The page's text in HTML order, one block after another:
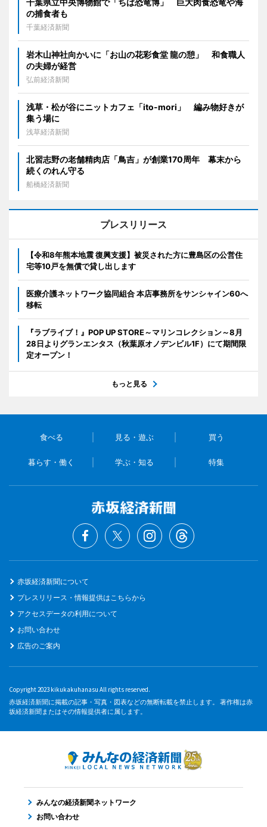
千葉県立中央博物館で「ちば恐竜博」 巨大肉食恐竜や海
の捕食者も
千葉経済新聞
岩木山神社向かいに「お山の花彩食堂 龍の憩」 和食職人
の夫婦が経営
弘前経済新聞
浅草・松が谷にニットカフェ「ito-mori」 編み物好きが
集う場に
浅草経済新聞
北習志野の老舗精肉店「鳥吉」が創業170周年 幕末から
続くのれん守る
船橋経済新聞
プレスリリース
【令和8年熊本地震 復興支援】被災された方に豊島区の公営住
宅等10戸を無償で貸し出します
医療介護ネットワーク協同組合 本店事務所をサンシャイン60へ
移転
『ラブライブ！』POP UP STORE～マリンコレクション～8月
28日よりグランエンタス（秋葉原オノデンビル1F）にて期間限
定オープン！
もっと見る
食べる 見る・遊ぶ 買う
暮らす・働く 学ぶ・知る 特集
赤坂経済新聞について
プレスリリース・情報提供はこちらから
アクセスデータの利用について
お問い合わせ
広告のご案内
Copyright 2023 kikukakuhanasu All rights reserved.
赤坂経済新聞に掲載の記事・写真・図表などの無断転載を禁止します。 著作権は赤
坂経済新聞またはその情報提供者に属します。
みんなの経済新聞ネットワーク
お問い合わせ